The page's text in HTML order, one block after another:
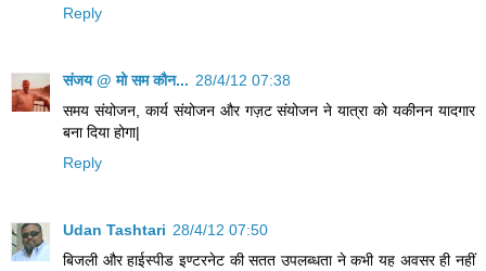
Reply
संजय @ मो सम कौन... 28/4/12 07:38
समय संयोजन, कार्य संयोजन और गज़ट संयोजन ने यात्रा को यकीनन यादगार
बना दिया होगा|
Reply
Udan Tashtari 28/4/12 07:50
बिजली और हाईस्पीड इण्टरनेट की सतत उपलब्धता ने कभी यह अवसर ही नहीं